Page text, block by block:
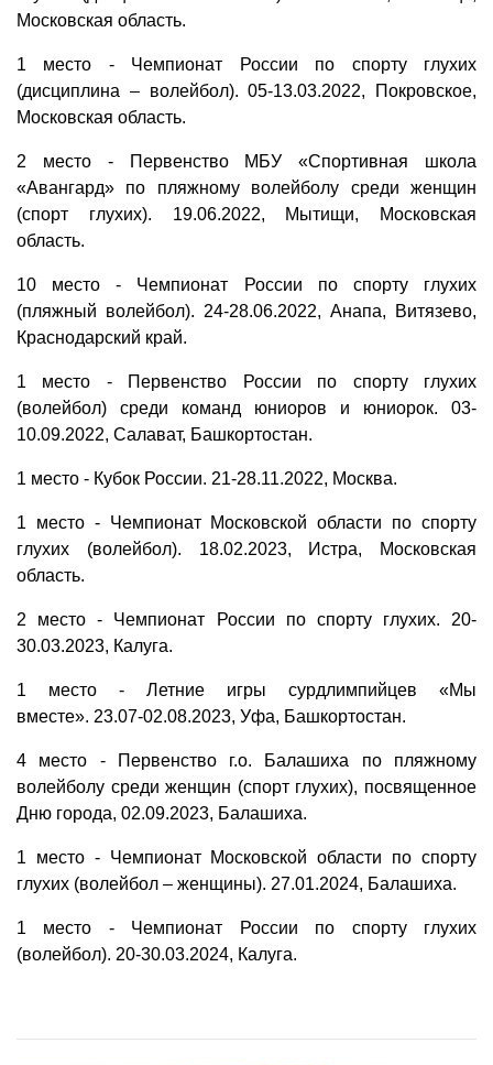
Московская область.
1 место - Чемпионат России по спорту глухих
(дисциплина – волейбол). 05-13.03.2022, Покровское,
Московская область.
2 место - Первенство МБУ «Спортивная школа
«Авангард» по пляжному волейболу среди женщин
(спорт глухих). 19.06.2022, Мытищи, Московская
область.
10 место - Чемпионат России по спорту глухих
(пляжный волейбол). 24-28.06.2022, Анапа, Витязево,
Краснодарский край.
1 место - Первенство России по спорту глухих
(волейбол) среди команд юниоров и юниорок. 03-
10.09.2022, Салават, Башкортостан.
1 место - Кубок России. 21-28.11.2022, Москва.
1 место - Чемпионат Московской области по спорту
глухих (волейбол). 18.02.2023, Истра, Московская
область.
2 место - Чемпионат России по спорту глухих. 20-
30.03.2023, Калуга.
1 место - Летние игры сурдлимпийцев «Мы
вместе». 23.07-02.08.2023, Уфа, Башкортостан.
4 место - Первенство г.о. Балашиха по пляжному
волейболу среди женщин (спорт глухих), посвященное
Дню города, 02.09.2023, Балашиха.
1 место - Чемпионат Московской области по спорту
глухих (волейбол – женщины). 27.01.2024, Балашиха.
1 место - Чемпионат России по спорту глухих
(волейбол). 20-30.03.2024, Калуга.